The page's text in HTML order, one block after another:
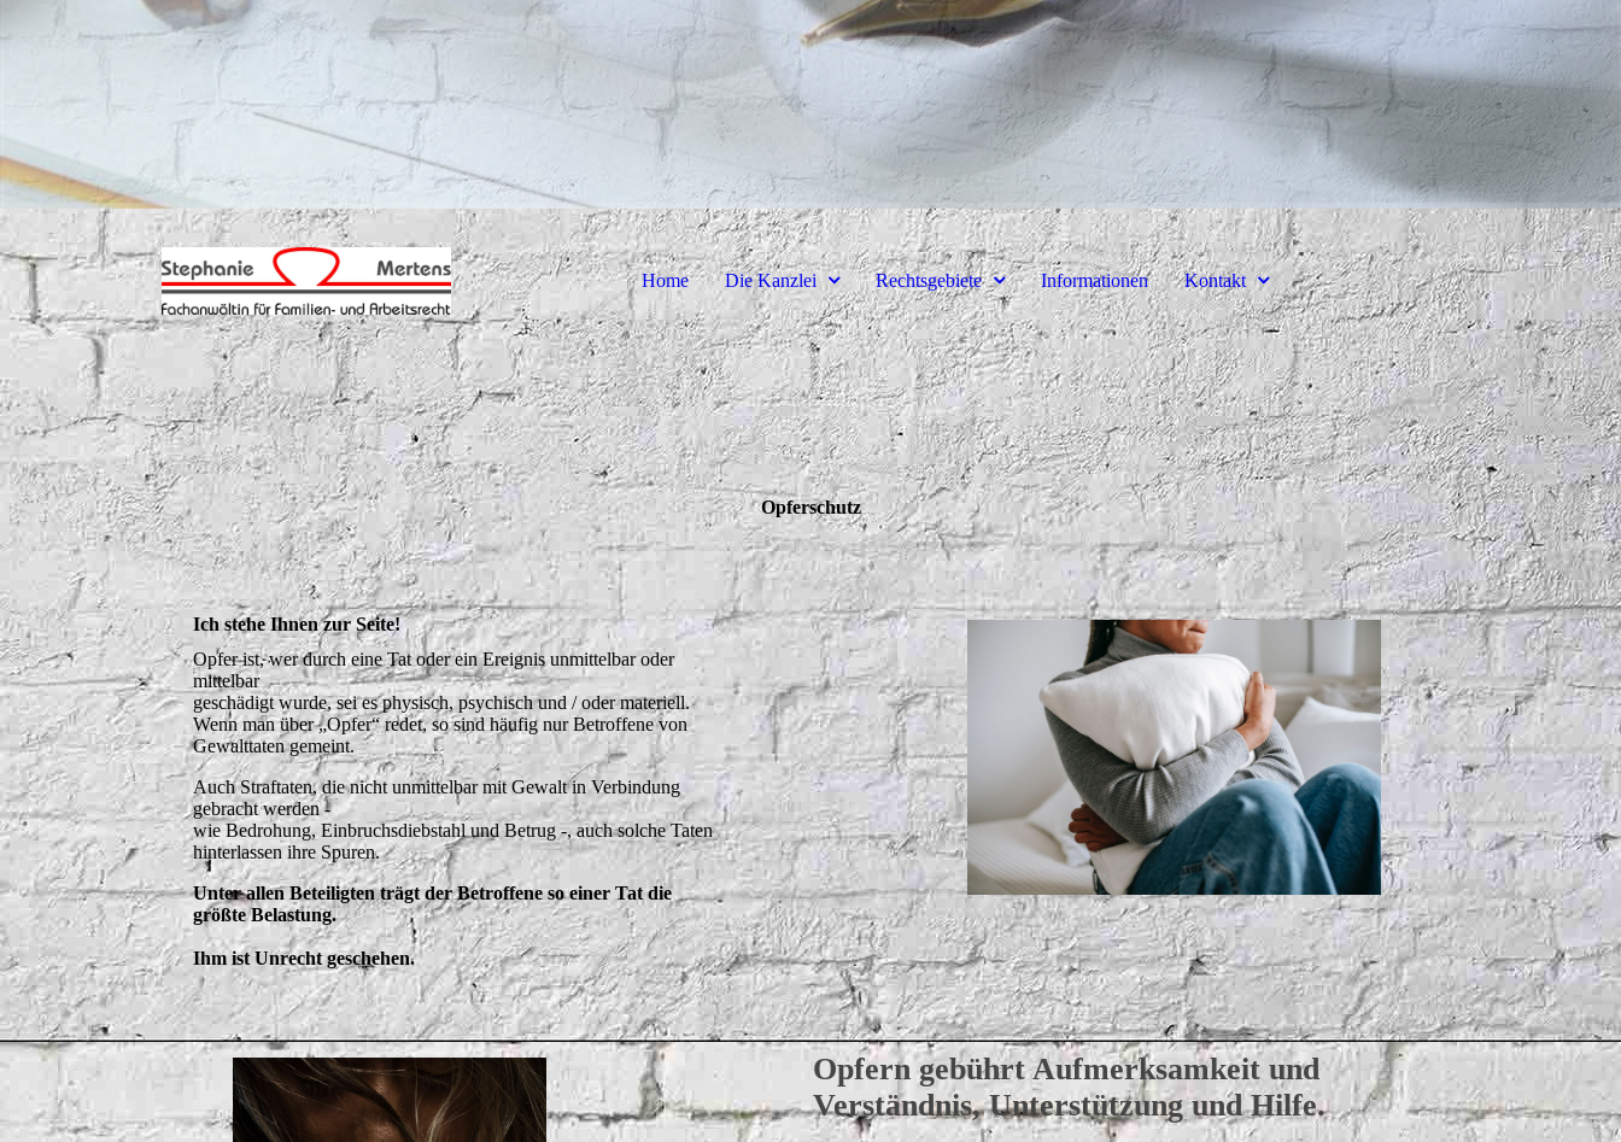
Home Die Kanzlei Rechtsgebiete Informationen Kontakt
Opferschutz
Ich stehe Ihnen zur Seite!
Opfer ist, wer durch eine Tat oder ein Ereignis unmittelbar oder
mittelbar
geschädigt wurde, sei es physisch, psychisch und / oder materiell.
Wenn man über „Opfer“ redet, so sind häufig nur Betroffene von
Gewalttaten gemeint.
Auch Straftaten, die nicht unmittelbar mit Gewalt in Verbindung
gebracht werden -
wie Bedrohung, Einbruchsdiebstahl und Betrug -, auch solche Taten
hinterlassen ihre Spuren.
Unter allen Beteiligten trägt der Betroffene so einer Tat die
größte Belastung.
Ihm ist Unrecht geschehen.
Opfern gebührt Aufmerksamkeit und
Verständnis, Unterstützung und Hilfe.